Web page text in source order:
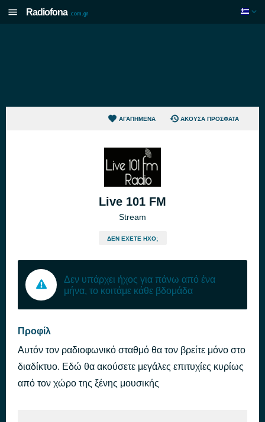
Radiofona .com.gr
ΑΓΑΠΗΜΈΝΑ ΆΚΟΥΣΑ ΠΡΌΣΦΑΤΑ
Live 101 FM
Stream
ΔΕΝ ΈΧΕΤΕ ΉΧΟ;
Δεν υπάρχει ήχος για πάνω από ένα
μήνα, το κοιτάμε κάθε βδομάδα
Προφίλ
Αυτόν τον ραδιοφωνικό σταθμό θα τον βρείτε μόνο στο
διαδίκτυο. Εδώ θα ακούσετε μεγάλες επιτυχίες κυρίως
από τον χώρο της ξένης μουσικής